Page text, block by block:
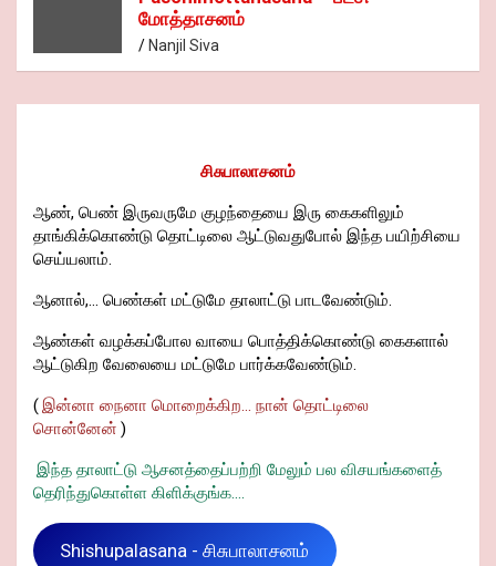
மோத்தாசனம்
Nanjil Siva
சிசுபாலாசனம்
ஆண், பெண் இருவருமே குழந்தையை இரு கைகளிலும்
தாங்கிக்கொண்டு தொட்டிலை ஆட்டுவதுபோல் இந்த பயிற்சியை
செய்யலாம்.
ஆனால்,... பெண்கள் மட்டுமே தாலாட்டு பாடவேண்டும்.
ஆண்கள் வழக்கப்போல வாயை பொத்திக்கொண்டு கைகளால்
ஆட்டுகிற வேலையை மட்டுமே பார்க்கவேண்டும்.
(இன்னா நைனா மொறைக்கிற... நான் தொட்டிலை
சொன்னேன் )
இந்த தாலாட்டு ஆசனத்தைப்பற்றி மேலும் பல விசயங்களைத்
தெரிந்துகொள்ள கிளிக்குங்க....
Shishupalasana - சிசுபாலாசனம்